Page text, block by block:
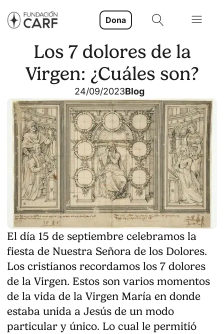
Dona
Los 7 dolores de la
Virgen: ¿Cuáles son?
24/09/2023Blog
El día 15 de septiembre celebramos la
fiesta de Nuestra Señora de los Dolores.
Los cristianos recordamos los 7 dolores
de la Virgen. Estos son varios momentos
de la vida de la Virgen María en donde
estaba unida a Jesús de un modo
particular y único. Lo cual le permitió